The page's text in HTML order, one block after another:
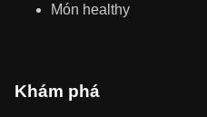
Món healthy
Khám phá